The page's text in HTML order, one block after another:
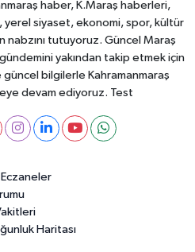
haber, K.Maraş haberleri,
yerel siyaset, ekonomi, spor, kültür
nabzını tutuyoruz. Güncel Maraş
yakından takip etmek için
bilgilerle Kahramanmaraş
devam ediyoruz. Test
Haritası